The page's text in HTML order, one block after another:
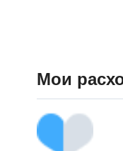
Мои